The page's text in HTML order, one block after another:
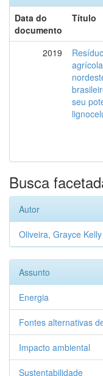
Data do
documento
Título
2019
seu
Busca
Autor
Oliveira, Grayce
Assunto
Energia
Fontes alternativas
Impacto ambiental
Sustentabilidade